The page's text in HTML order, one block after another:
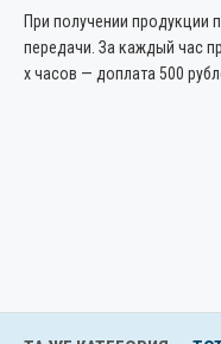
При получении продукции
передачи. За каждый час
х часов — доплата 500